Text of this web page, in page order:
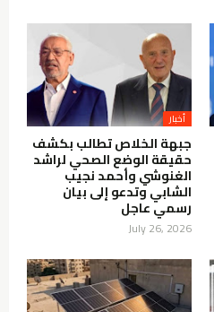
أخبار
جبهة الخلاص تطالب بكشف
حقيقة الوضع الصحي لراشد
الغنوشي وأحمد نجيب
الشابي وتدعو إلى بيان
رسمي عاجل
July 26, 2026